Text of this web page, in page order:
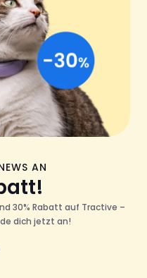
AN
30% Rabatt auf Tractive –
dich jetzt an!